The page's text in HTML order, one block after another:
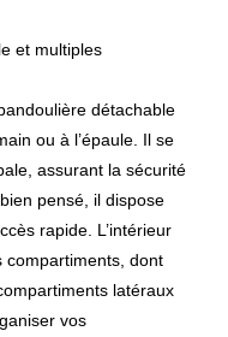
et multiples
détachable
ou à l’épaule. Il se
assurant la sécurité
pensé, il dispose
rapide. L’intérieur
compartiments, dont
latéraux
vos